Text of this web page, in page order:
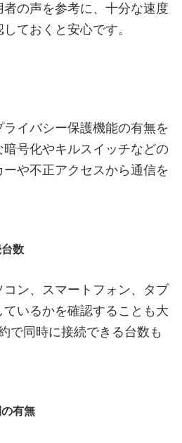
の声を参考に、十分な速度
ておくと安心です。
イバシー保護機能の有無を
号化やキルスイッチなどの
や不正アクセスから通信を
数
ン、スマートフォン、タブ
いるかを確認することも大
で同時に接続できる台数も
有無